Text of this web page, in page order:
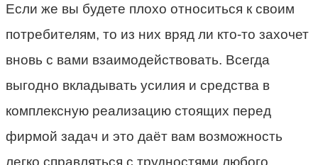
Если же вы будете плохо относиться к своим
потребителям, то из них вряд ли кто-то захочет
вновь с вами взаимодействовать. Всегда
выгодно вкладывать усилия и средства в
комплексную реализацию стоящих перед
фирмой задач и это даёт вам возможность
легко справляться с трудностями любого